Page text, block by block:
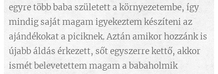
egyre több baba született a környezetembe, így
mindig saját magam igyekeztem készíteni az
ajándékokat a piciknek. Aztán amikor hozzánk is
újabb áldás érkezett, sőt egyszerre kettő, akkor
ismét belevetettem magam a babaholmik